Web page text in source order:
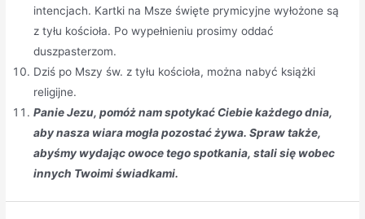
intencjach. Kartki na Msze święte prymicyjne wyłożone są
z tyłu kościoła. Po wypełnieniu prosimy oddać
duszpasterzom.
Dziś po Mszy św. z tyłu kościoła, można nabyć książki
religijne.
Panie Jezu, pomóż nam spotykać Ciebie każdego dnia,
aby nasza wiara mogła pozostać żywa. Spraw także,
abyśmy wydając owoce tego spotkania, stali się wobec
innych Twoimi świadkami.